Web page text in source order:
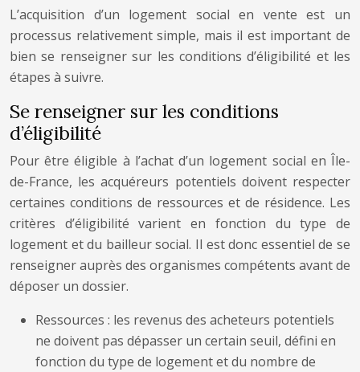
L’acquisition d’un logement social en vente est un
processus relativement simple, mais il est important de
bien se renseigner sur les conditions d’éligibilité et les
étapes à suivre.
Se renseigner sur les conditions
d’éligibilité
Pour être éligible à l’achat d’un logement social en Île-
de-France, les acquéreurs potentiels doivent respecter
certaines conditions de ressources et de résidence. Les
critères d’éligibilité varient en fonction du type de
logement et du bailleur social. Il est donc essentiel de se
renseigner auprès des organismes compétents avant de
déposer un dossier.
Ressources : les revenus des acheteurs potentiels
ne doivent pas dépasser un certain seuil, défini en
fonction du type de logement et du nombre de